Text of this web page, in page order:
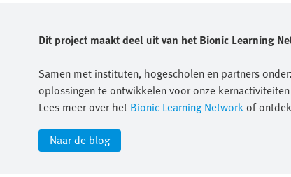
Dit project maakt deel uit van het Bionic Learning
Samen met instituten, hogescholen en partners
oplossingen te ontwikkelen voor onze
Lees meer over het Bionic Learning Networkof
Naar de blog